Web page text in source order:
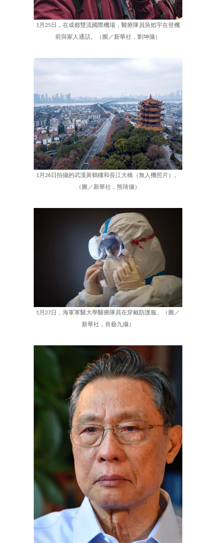
1月25日，在成都雙流國際機場，醫療隊員吳焰宇在登機
前與家人通話。（圖／新華社，劉坤攝）
1月26日拍攝的武漢黃鶴樓和長江大橋（無人機照片）。
（圖／新華社，熊琦攝）
1月27日，海軍軍醫大學醫療隊員在穿戴防護服。（圖／
新華社，肖藝九攝）